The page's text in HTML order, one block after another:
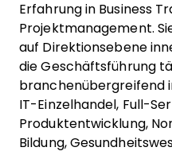
Erfahrung in Business
Projektmanagement.
auf Direktionsebene
die Geschäftsführung
branchenübergreifend
IT-Einzelhandel, Full-
Produktentwicklung,
Bildung,